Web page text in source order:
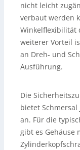
nicht leicht
verbaut werden
Winkelflexibilität
weiterer Vorteil
an Dreh- und
Ausführung.
Die
bietet
an. Für die
gibt es Gehäuse